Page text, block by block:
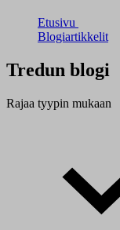
Etusivu
Blogiartikkelit
Tredun blogi
Rajaa tyypin mukaan